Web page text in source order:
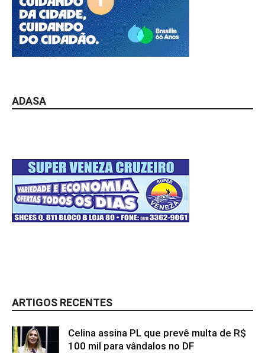
ADASA
ARTIGOS RECENTES
Celina assina PL que prevê multa de R$
100 mil para vândalos no DF